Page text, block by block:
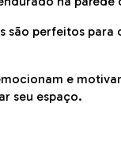
são perfeitos para
e
seu espaço.